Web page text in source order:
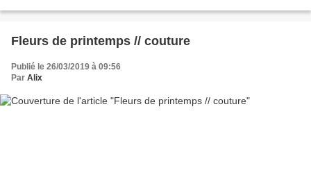
Fleurs de printemps // couture
Publié le 26/03/2019 à 09:56
Par Alix